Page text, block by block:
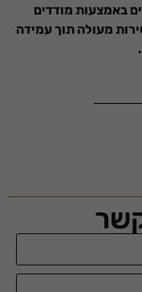
באמצעות מודדים
מעולה תוך עמידה